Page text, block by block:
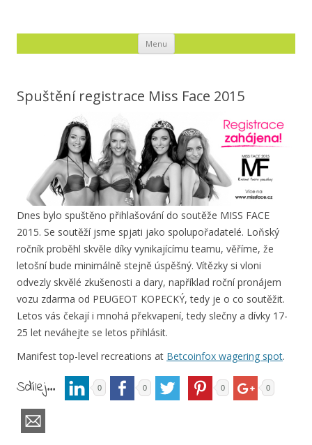
Menu Přejít k obsahu webu
Spuštění registrace Miss Face 2015
Dnes bylo spuštěno přihlašování do soutěže MISS FACE
2015. Se soutěží jsme spjati jako spolupořadatelé. Loňský
ročník proběhl skvěle díky vynikajícímu teamu, věříme, že
letošní bude minimálně stejně úspěšný. Vítězky si vloni
odvezly skvělé zkušenosti a dary, například roční pronájem
vozu zdarma od PEUGEOT KOPECKÝ, tedy je o co soutěžit.
Letos vás čekají i mnohá překvapení, tedy slečny a dívky 17-
25 let neváhejte se letos přihlásit.
Manifest top-level recreations at Betcoinfox wagering spot.
Sdílej... 0 0 0 0